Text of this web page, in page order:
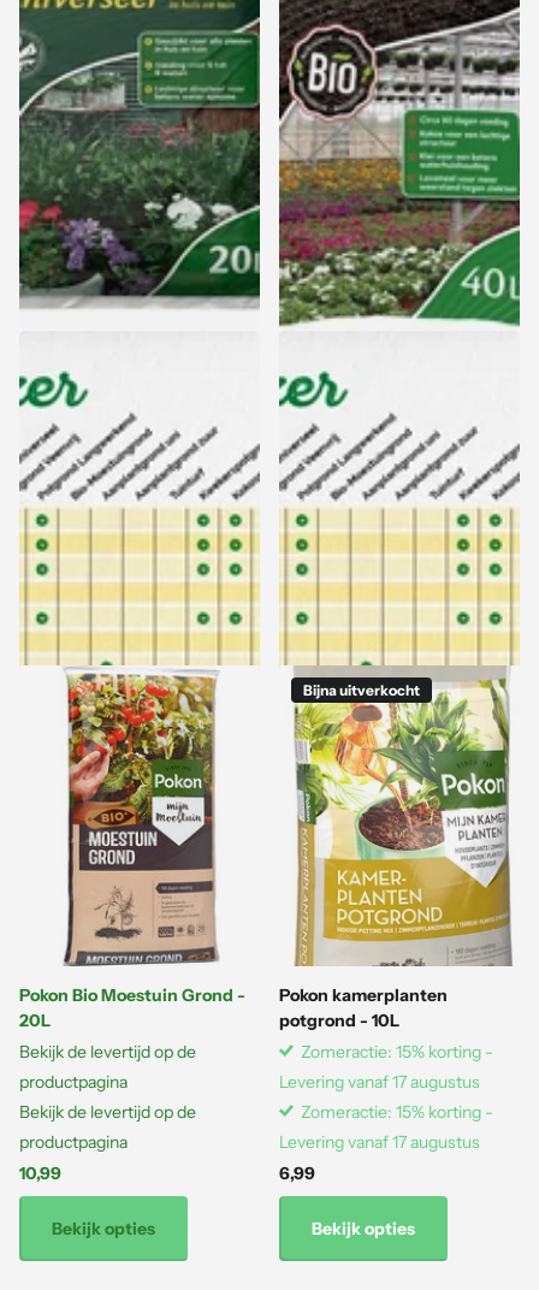
- 20L
Zomeractie: 15% korting -
Levering vanaf 17 augustus
Zomeractie: 15% korting -
Levering vanaf 17 augustus
6,99
Excellent - 20L
Zomeractie: 15% korting -
Levering vanaf 17 augustus
Zomeractie: 15% korting -
Levering vanaf 17 augustus
7,99
Pokon Bio Moestuin Grond -
20L
Bekijk de levertijd op de
productpagina
Bekijk de levertijd op de
productpagina
10,99
Bekijk opties
Bijna uitverkocht
Pokon kamerplanten
potgrond - 10L
Zomeractie: 15% korting -
Levering vanaf 17 augustus
Zomeractie: 15% korting -
Levering vanaf 17 augustus
6,99
Bekijk opties